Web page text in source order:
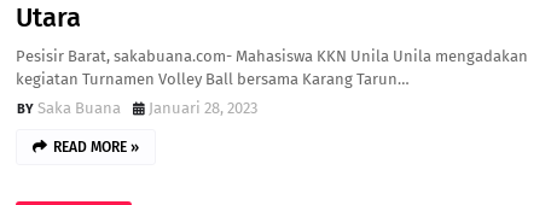
Utara
Pesisir Barat, sakabuana.com- Mahasiswa KKN Unila Unila mengadakan
kegiatan Turnamen Volley Ball bersama Karang Tarun…
Saka Buana
Januari 28, 2023
READ MORE »